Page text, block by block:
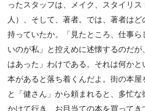
ったスタッフは、メイク、スタイリス
人）、そして、著者。では、著者は
持っていたか。「見たところ、仕事ら
いのが私」と控えめに述懐するのだ
はあった」わけである。それは何かと
本があると落ち着くんだよ。街の本屋
と「健さん」から頼まれると、多忙な
かけて行き、お目当ての本を買ってき